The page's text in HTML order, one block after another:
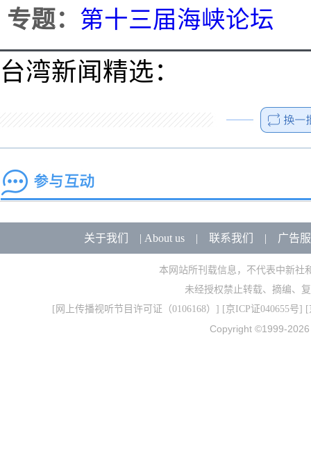
专题： 第十三届海峡论坛
台湾新闻精选：
关于我们 | About us| 联系我们 | 广告
本网站所刊载信息，不代表中新社
未经授权禁止转载、摘编、
[ 网上传播视听节目许可证（0106168） ] [京ICP证040655号] [
Copyright ©1999-